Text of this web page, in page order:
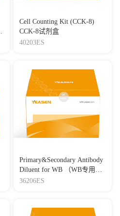
Cell Counting Kit (CCK-8)
CCK-8试剂盒
40203ES
Primary&Secondary Antibody
Diluent for WB （WB专用一
抗二抗稀释液）
36206ES